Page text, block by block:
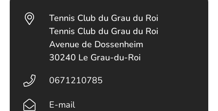
Tennis Club du Grau du Roi
Tennis Club du Grau du Roi
Avenue de Dossenheim
30240 Le Grau-du-Roi
0671210785
E-mail